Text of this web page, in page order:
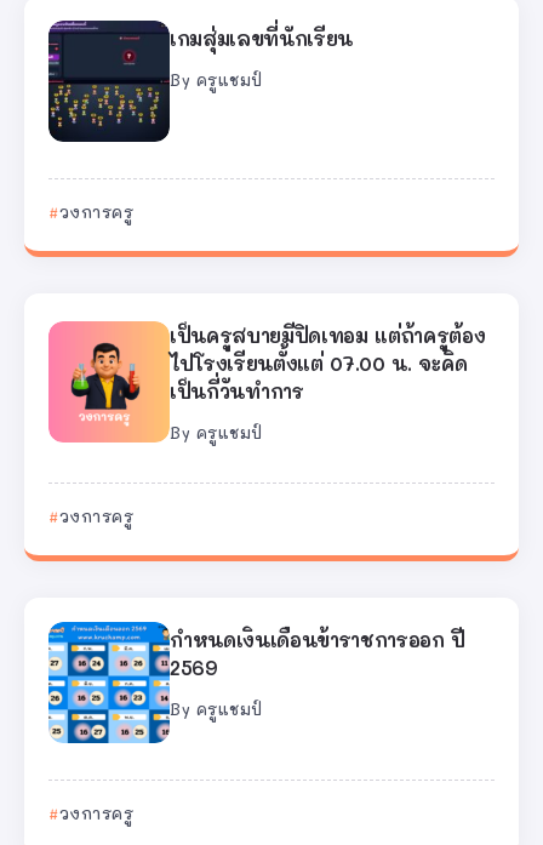
เกมสุ่มเลขที่นักเรียน
By ครูแชมป์
วงการครู
เป็นครูสบายมีปิดเทอม แต่ถ้าครูต้อง
ไปโรงเรียนตั้งแต่ 07.00 น. จะคิด
เป็นกี่วันทำการ
By ครูแชมป์
วงการครู
กำหนดเงินเดือนข้าราชการออก ปี
2569
By ครูแชมป์
วงการครู